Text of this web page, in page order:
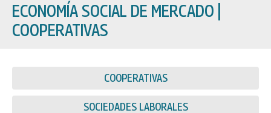
ECONOMÍA SOCIAL DE MERCADO
COOPERATIVAS
COOPERATIVAS
SOCIEDADES LABORALES